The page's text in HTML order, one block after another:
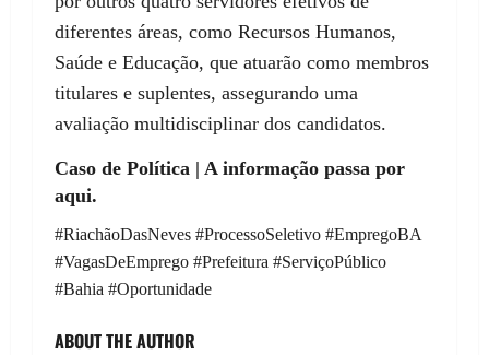
diferentes áreas, como Recursos Humanos,
Saúde e Educação, que atuarão como membros
titulares e suplentes, assegurando uma
avaliação multidisciplinar dos candidatos.
Caso de Política | A informação passa por
aqui.
#RiachãoDasNeves #ProcessoSeletivo #EmpregoBA
#VagasDeEmprego #Prefeitura #ServiçoPúblico
#Bahia #Oportunidade
ABOUT THE AUTHOR